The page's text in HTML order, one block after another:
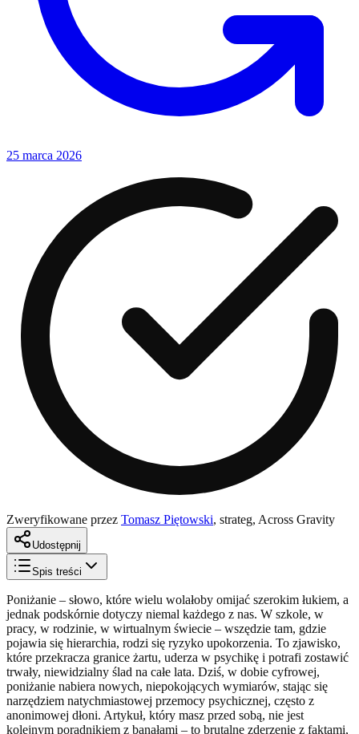
25 marca 2026
Zweryfikowane przez Tomasz Piętowski, strateg, Across Gravity
Udostępnij
Spis treści
Poniżanie – słowo, które wielu wolałoby omijać szerokim łukiem, a
jednak podskórnie dotyczy niemal każdego z nas. W szkole, w
pracy, w rodzinie, w wirtualnym świecie – wszędzie tam, gdzie
pojawia się hierarchia, rodzi się ryzyko upokorzenia. To zjawisko,
które przekracza granice żartu, uderza w psychikę i potrafi zostawić
trwały, niewidzialny ślad na całe lata. Dziś, w dobie cyfrowej,
poniżanie nabiera nowych, niepokojących wymiarów, stając się
narzędziem natychmiastowej przemocy psychicznej, często z
anonimowej dłoni. Artykuł, który masz przed sobą, nie jest
kolejnym poradnikiem z banałami – to brutalne zderzenie z faktami,